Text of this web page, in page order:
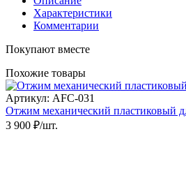
Характеристики
Комментарии
Покупают вместе
Похожие товары
Артикул: AFC-031
Отжим механический пластиковый
3 900 ₽/шт.